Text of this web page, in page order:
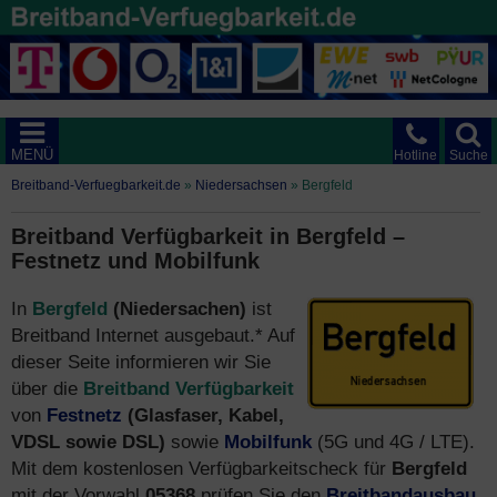
Suche
Hotline
MENÜ
Breitband-Verfuegbarkeit.de » Niedersachsen » Bergfeld
Breitband Verfügbarkeit in Bergfeld –
Festnetz und Mobilfunk
In Bergfeld (Niedersachen) ist
Breitband Internet ausgebaut.* Auf
dieser Seite informieren wir Sie
über die Breitband Verfügbarkeit
von Festnetz (Glasfaser, Kabel,
VDSL sowie DSL) sowie Mobilfunk (5G und 4G / LTE).
Mit dem kostenlosen Verfügbarkeitscheck für Bergfeld